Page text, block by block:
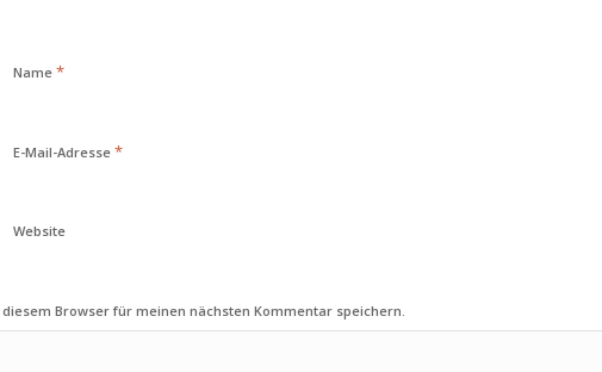
Name *
E-Mail-Adresse *
Website
Browser für meinen nächsten Kommentar speichern.